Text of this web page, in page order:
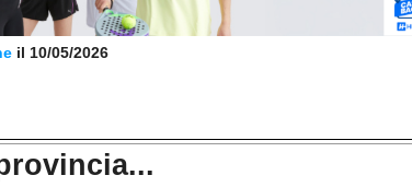
il 10/05/2026